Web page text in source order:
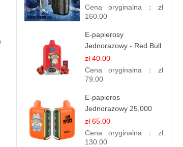
Ice | Chłodna Malina
Cena oryginalna： zł
160.00
E-papierosy
Jednorazowy - Red Bull
Truskawkowy | Energia i
Smak
zł 40.00
Cena oryginalna： zł
79.00
E-papieros
Jednorazowy 25,000
Puff - Mango Ananas |
Tropikalny Smak
zł 65.00
Cena oryginalna： zł
130.00